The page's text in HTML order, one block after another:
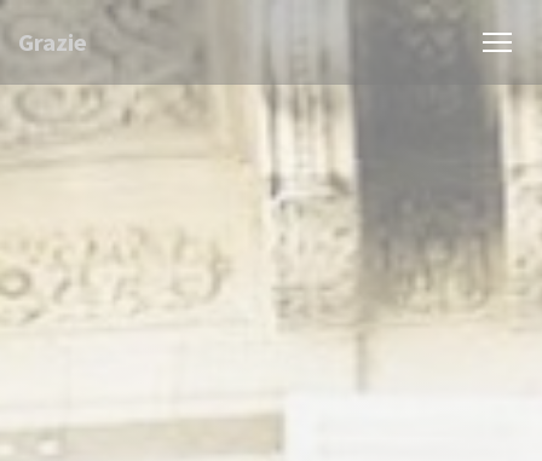
Personnalisation de vos choix en matière de cookies
Grazie